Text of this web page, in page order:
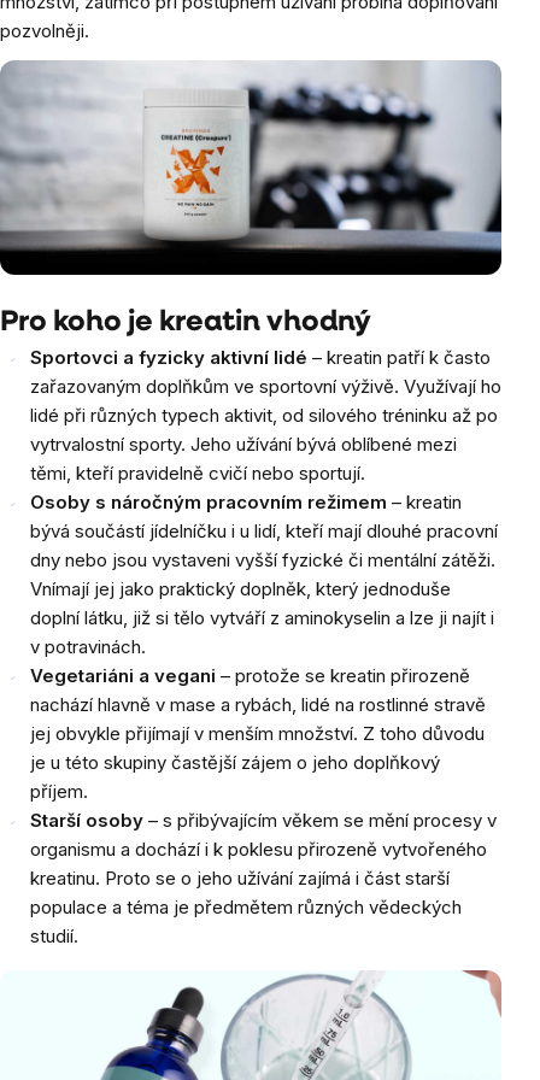
pozvolněji.
Pro koho je kreatin vhodný
Sportovci a fyzicky aktivní lidé – kreatin patří k často
zařazovaným doplňkům ve sportovní výživě. Využívají ho
lidé při různých typech aktivit, od silového tréninku až po
vytrvalostní sporty. Jeho užívání bývá oblíbené mezi
těmi, kteří pravidelně cvičí nebo sportují.
Osoby s náročným pracovním režimem – kreatin
bývá součástí jídelníčku i u lidí, kteří mají dlouhé pracovní
dny nebo jsou vystaveni vyšší fyzické či mentální zátěži.
Vnímají jej jako praktický doplněk, který jednoduše
doplní látku, již si tělo vytváří z aminokyselin a lze ji najít i
v potravinách.
Vegetariáni a vegani – protože se kreatin přirozeně
nachází hlavně v mase a rybách, lidé na rostlinné stravě
jej obvykle přijímají v menším množství. Z toho důvodu
je u této skupiny častější zájem o jeho doplňkový
příjem.
Starší osoby – s přibývajícím věkem se mění procesy v
organismu a dochází i k poklesu přirozeně vytvořeného
kreatinu. Proto se o jeho užívání zajímá i část starší
populace a téma je předmětem různých vědeckých
studií.